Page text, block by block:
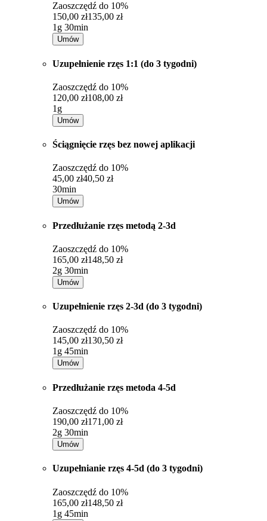
Zaoszczędź do 10%
150,00 zł135,00 zł
1g 30min
Umów
Uzupełnienie rzęs 1:1 (do 3 tygodni)
Zaoszczędź do 10%
120,00 zł108,00 zł
1g
Umów
Ściągnięcie rzęs bez nowej aplikacji
Zaoszczędź do 10%
45,00 zł40,50 zł
30min
Umów
Przedłużanie rzęs metodą 2-3d
Zaoszczędź do 10%
165,00 zł148,50 zł
2g 30min
Umów
Uzupełnienie rzęs 2-3d (do 3 tygodni)
Zaoszczędź do 10%
145,00 zł130,50 zł
1g 45min
Umów
Przedłużanie rzęs metoda 4-5d
Zaoszczędź do 10%
190,00 zł171,00 zł
2g 30min
Umów
Uzupełnianie rzęs 4-5d (do 3 tygodni)
Zaoszczędź do 10%
165,00 zł148,50 zł
1g 45min